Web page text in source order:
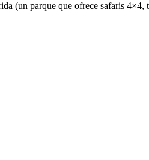
(un parque que ofrece safaris 4×4,